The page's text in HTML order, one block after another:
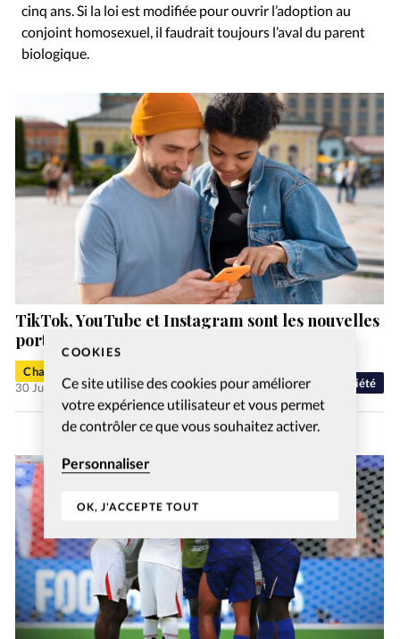
COOKIES
Ce site utilise des cookies pour améliorer
votre expérience utilisateur et vous permet
de contrôler ce que vous souhaitez activer.
Personnaliser
OK, J'ACCEPTE TOUT
cinq ans. Si la loi est modifiée pour ouvrir l’adoption au
conjoint homosexuel, il faudrait toujours l’aval du parent
biologique.
Société
TikTok, YouTube et Instagram sont les nouvelles
portes d’entrée de la foi chrétienne
Charlotte Moulin
30 Juil 2026